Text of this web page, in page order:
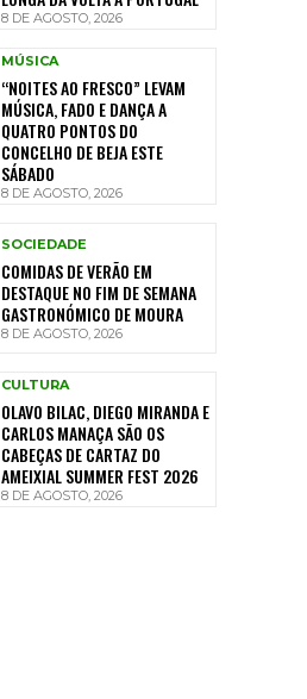
8 DE AGOSTO, 2026
MÚSICA
“NOITES AO FRESCO” LEVAM
MÚSICA, FADO E DANÇA A
QUATRO PONTOS DO
CONCELHO DE BEJA ESTE
SÁBADO
8 DE AGOSTO, 2026
SOCIEDADE
COMIDAS DE VERÃO EM
DESTAQUE NO FIM DE SEMANA
GASTRONÓMICO DE MOURA
8 DE AGOSTO, 2026
CULTURA
OLAVO BILAC, DIEGO MIRANDA E
CARLOS MANAÇA SÃO OS
CABEÇAS DE CARTAZ DO
AMEIXIAL SUMMER FEST 2026
8 DE AGOSTO, 2026